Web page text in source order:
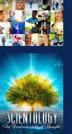
UDFORSK
SERIEN